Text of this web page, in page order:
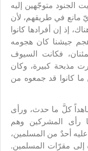
الجنود متوجّهين إليه
مانع في طريقهم، لأن
إذ إن أفرادها كانوا
هجم جيشنا كان هجومه
فكانت السيوف
مذبحة كبيرة، وكان
ما كانوا قد جمعوه من
كلَّ ما حدث، ورأى
رأى المشركين وهم
أحدٌ من المسلمين،
إلى مقرّات المسلمين.